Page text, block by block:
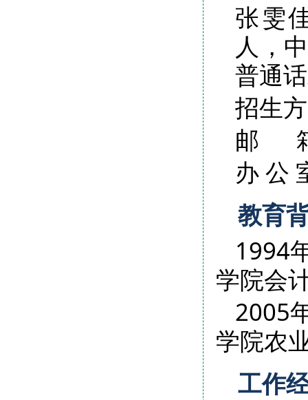
张雯
人，
普通
招生
邮
办 公
教育
1994
学院会
2005
学院农
工作